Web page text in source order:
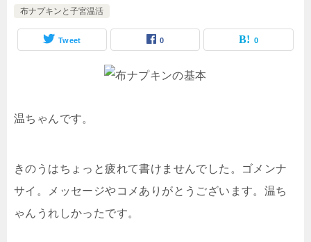
布ナプキンと子宮温活
Tweet 0 0
温ちゃんです。
きのうはちょっと疲れて書けませんでした。ゴメンナ
サイ。メッセージやコメありがとうございます。温ち
ゃんうれしかったです。